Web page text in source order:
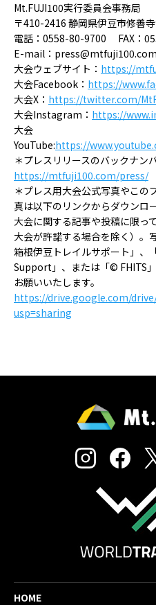
Mt.FUJI100実行委員会事務局
〒410-2416 静岡県伊豆市修善
電話：0558-80-9700 FAX：
E-mail：press@mtfuji100.com
大会ウェブサイト： https://
大会Facebook： https://
大会X： https://twitter.com/
大会Instagram： https://
大会
YouTube:https://
＊プレスリリースのバックナン
https://mtfuji100.com/press/
＊プレス用大会公式写真やこの
真は以下のリンクからダウンロ
大会に関する記事や投稿に限っ
大会が許諾する場合を除く）。
箱根伊豆トレイルサポート」
Support」、または「©︎ FHITS
お願いいたします。
https://drive.google.com/
usp=sharing
HOME